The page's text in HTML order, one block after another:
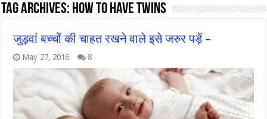
Tag Archives: how to have twins
जुड़वां बच्चों की चाहत रखने वाले इसे जरुर पड़ें –
May 27, 2016 8